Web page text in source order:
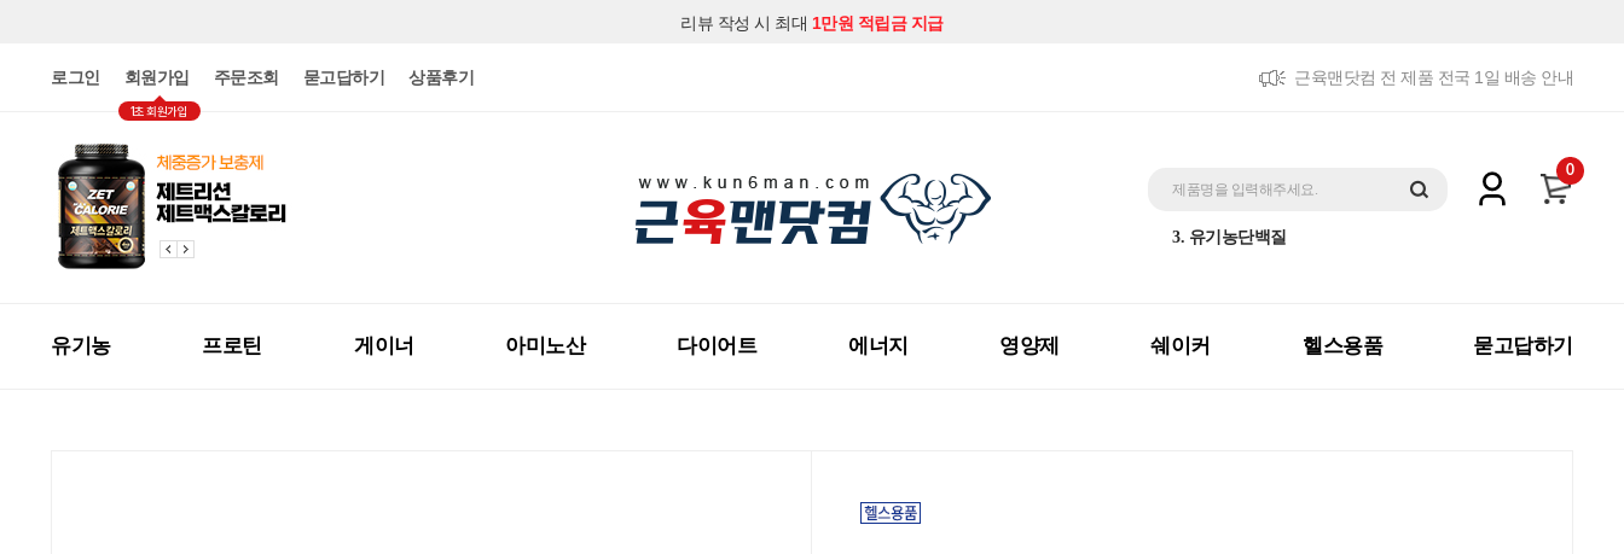
지금 근육맨닷컴 회원가입하시고 다양한 할인혜택
로그인 회원가입
1초 회원가입
주문조회 묻고답하기 상품후기 근육맨닷컴 전 제품 전국 1일 배송 안내
제품명을 입력해주세요.
1. 제트맥스게이너
3. 유기농단백질
0
유기농 프로틴 게이너 아미노산 다이어트 에너지 영양제 쉐이커 헬스용품 묻고답하기